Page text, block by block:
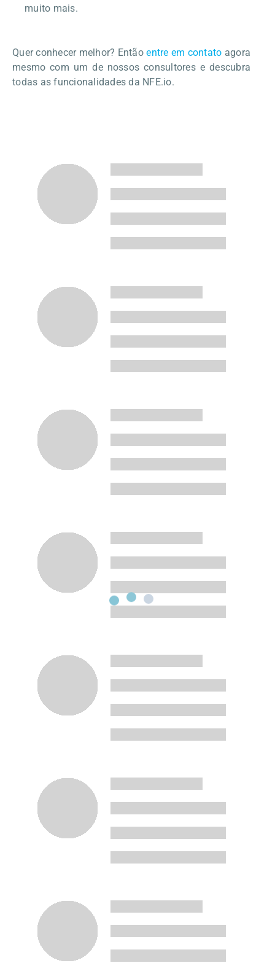
muito mais.
Quer conhecer melhor? Entãoentre em contato agora
mesmo com um de nossos consultores e descubra
todas as funcionalidades da NFE.io.